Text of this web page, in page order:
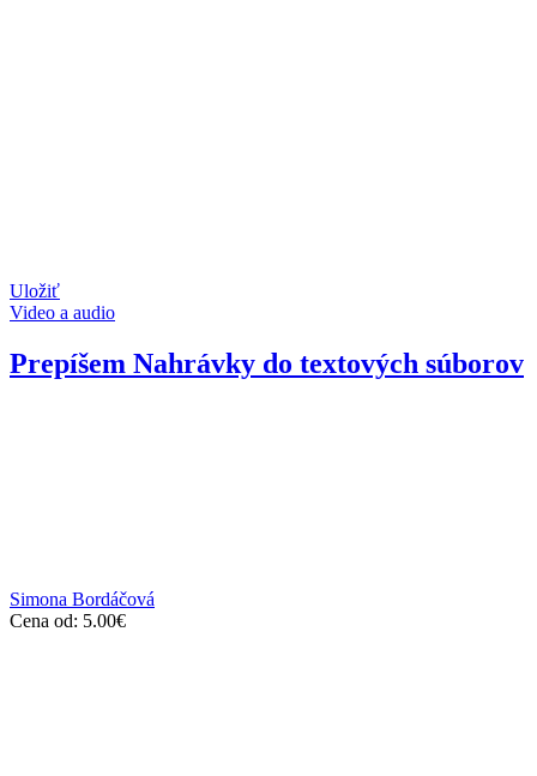
Uložiť
Video a audio
Prepíšem Nahrávky do textových súborov
Simona Bordáčová
Cena od: 5.00€